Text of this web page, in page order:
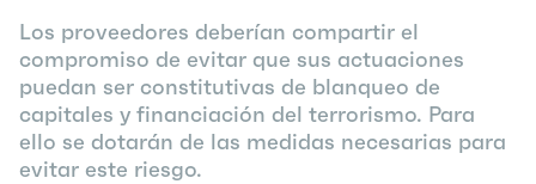
Los proveedores deberían compartir el
compromiso de evitar que sus actuaciones
puedan ser constitutivas de blanqueo de
capitales y financiación del terrorismo. Para
ello se dotarán de las medidas necesarias para
evitar este riesgo.